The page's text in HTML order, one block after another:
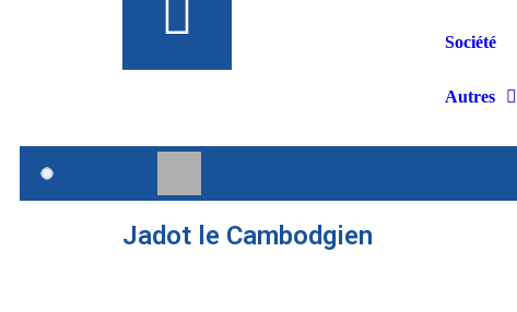
Société
Autres
Jadot le Cambodgien